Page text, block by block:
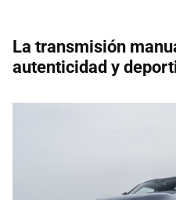
La transmisión
autenticidad y